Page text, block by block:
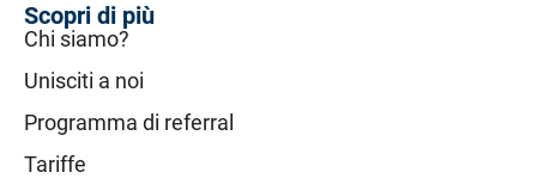
Scopri di più
Chi siamo?
Unisciti a noi
Programma di referral
Tariffe